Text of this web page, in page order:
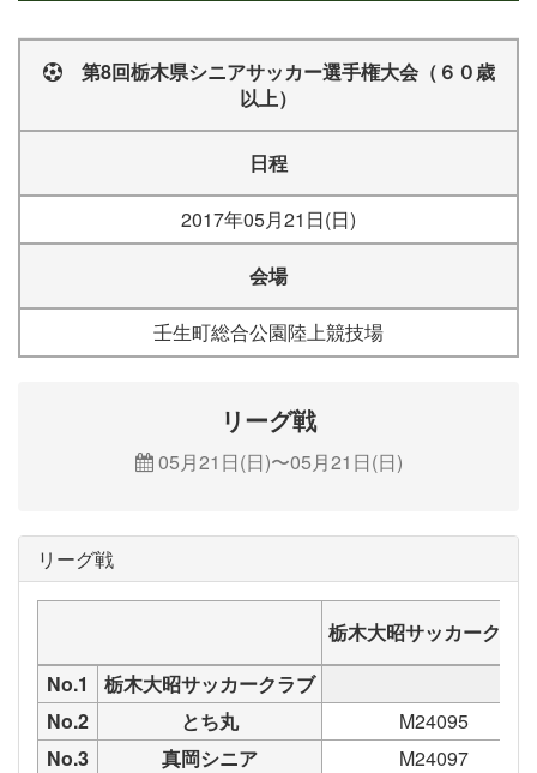
第8回栃木県シニアサッカー選手権大会（６０歳
以上）
日程
2017年05月21日(日)
会場
壬生町総合公園陸上競技場
リーグ戦
05月21日(日)〜05月21日(日)
リーグ戦
栃木大昭サッカークラ
No.1
栃木大昭サッカークラブ
No.2
とち丸
M24095
No.3
真岡シニア M24097